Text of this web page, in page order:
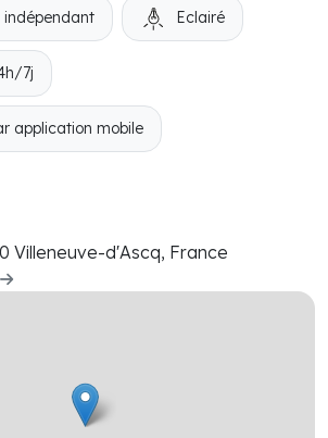
indépendant Eclairé
7j
application mobile
Villeneuve-d'Ascq, France